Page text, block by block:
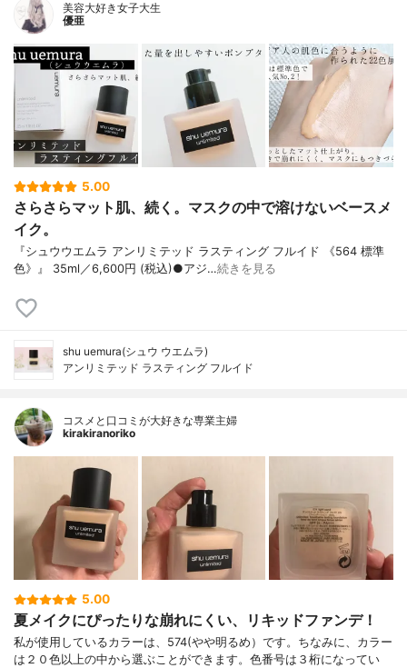
美容大好き女子大生
優亜
5.00
さらさらマット肌、続く。マスクの中で溶けないベースメ
イク。
『シュウウエムラ アンリミテッド ラスティング フルイド 《564 標準
色》』 35ml／6,600円 (税込)●アジ…続きを見る
shu uemura(シュウ ウエムラ)
アンリミテッド ラスティング フルイド
コスメと口コミが大好きな専業主婦
kirakiranoriko
5.00
夏メイクにぴったりな崩れにくい、リキッドファンデ！
私が使用しているカラーは、574(やや明るめ）です。ちなみに、カラー
は２０色以上の中から選ぶことができます。色番号は３桁になってい